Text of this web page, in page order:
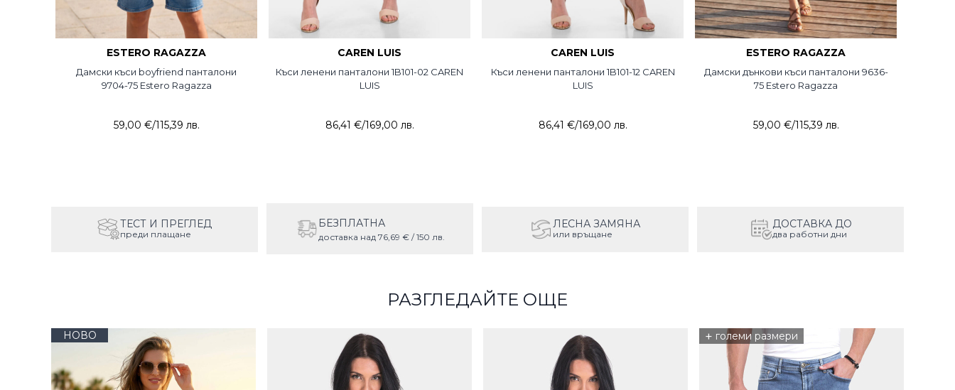
ESTERO RAGAZZA
Дамски къси boyfriend панталони
9704-75 Estero Ragazza
59,00 €/115,39 лв.
CAREN LUIS
Къси ленени панталони 1B101-02 CAREN
LUIS
86,41 €/169,00 лв.
CAREN LUIS
Къси ленени панталони 1B101-12 CAREN
LUIS
86,41 €/169,00 лв.
ESTERO RAGAZZA
Дамски дънкови къси панталони 9636-
75 Estero Ragazza
59,00 €/115,39 лв.
ТЕСТ И ПРЕГЛЕД
преди плащане
БЕЗПЛАТНА
доставка над 76,69 € / 150 лв.
ЛЕСНА ЗАМЯНА
или връщане
ДОСТАВКА ДО
два работни дни
РАЗГЛЕДАЙТЕ ОЩЕ
НОВО + големи размери